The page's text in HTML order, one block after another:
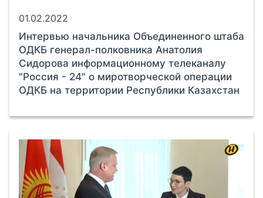
01.02.2022
Интервью начальника Объединенного штаба
ОДКБ генерал-полковника Анатолия
Сидорова информационному телеканалу
"Россия - 24" о миротворческой операции
ОДКБ на территории Республики Казахстан